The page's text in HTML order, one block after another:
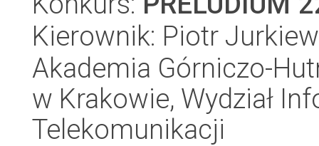
Kierownik: Piotr
Akademia Górniczo-
w Krakowie, Wydział
Telekomunikacji